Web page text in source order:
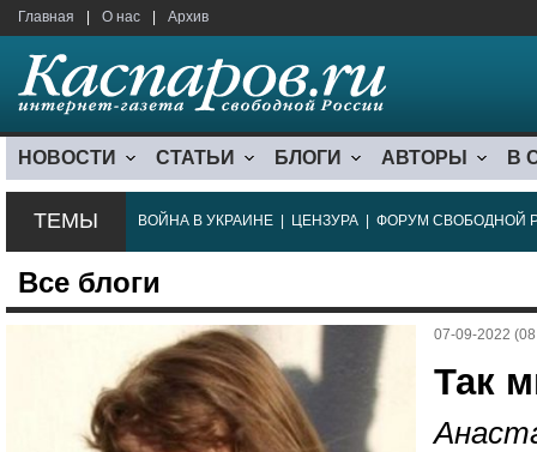
Главная О нас Архив
НОВОСТИ СТАТЬИ БЛОГИ АВТОРЫ В
ТЕМЫ ВОЙНА В УКРАИНЕ ЦЕНЗУРА ФОРУМ СВОБОДНОЙ
Все блоги
07-09-2022
Так